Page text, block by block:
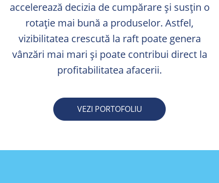
accelerează decizia de cumpărare și susțin o
rotație mai bună a produselor. Astfel,
vizibilitatea crescută la raft poate genera
vânzări mai mari și poate contribui direct la
profitabilitatea afacerii.
VEZI PORTOFOLIU